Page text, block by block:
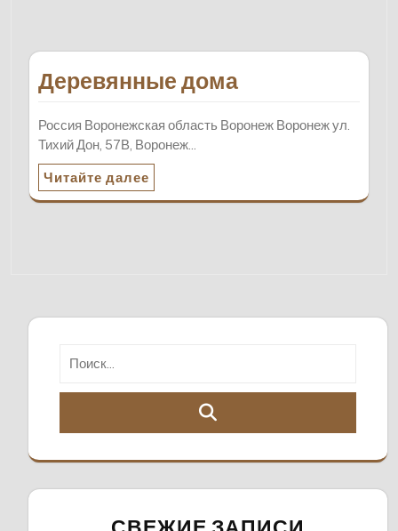
Деревянные дома
Россия Воронежская область Воронеж Воронеж ул.
Тихий Дон, 57В, Воронеж…
Читайте далее